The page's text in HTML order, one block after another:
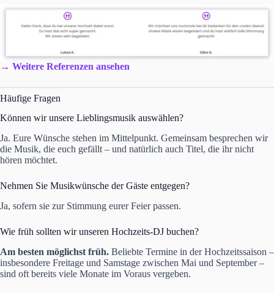
→ Weitere Referenzen ansehen
Häufige Fragen
Können wir unsere Lieblingsmusik auswählen?
Ja. Eure Wünsche stehen im Mittelpunkt. Gemeinsam besprechen wir
die Musik, die euch gefällt – und natürlich auch Titel, die ihr nicht
hören möchtet.
Nehmen Sie Musikwünsche der Gäste entgegen?
Ja, sofern sie zur Stimmung eurer Feier passen.
Wie früh sollten wir unseren Hochzeits-DJ buchen?
Am besten möglichst früh. Beliebte Termine in der Hochzeitssaison –
insbesondere Freitage und Samstage zwischen Mai und September –
sind oft bereits viele Monate im Voraus vergeben.